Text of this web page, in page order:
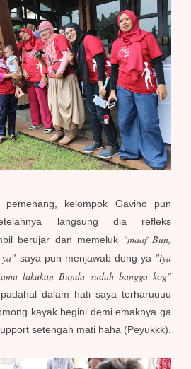
kelompok Gavino pun
langsung dia refleks
berujar dan memeluk "maaf Bun,
ya" saya pun menjawab dong ya "iya
lakukan Bunda sudah bangga kog"
dalam hati saya terharuuuu
kayak begini demi emaknya ga
setengah mati haha (Peyukkk).